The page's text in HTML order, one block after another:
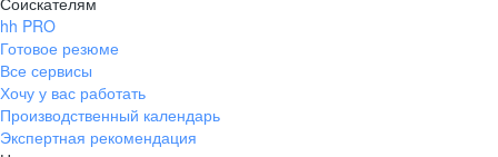
hh PRO
Готовое резюме
Все сервисы
Хочу у вас работать
Производственный календарь
Экспертная рекомендация